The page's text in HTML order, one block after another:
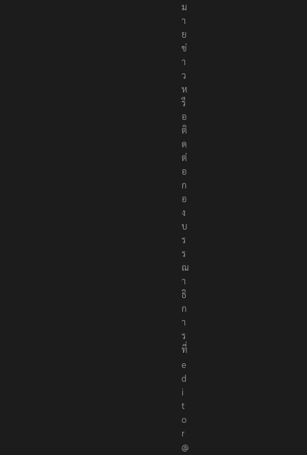
ม
า
ย
ข่
า
ว
ห
รื
อ
ติ
ด
ต่
อ
ก
อ
ง
บ
ร
ร
ณ
า
ธิ
ก
า
ร
ที่
e
d
i
t
o
r
@